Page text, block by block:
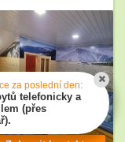
za poslední den:
telefonicky a
(přes